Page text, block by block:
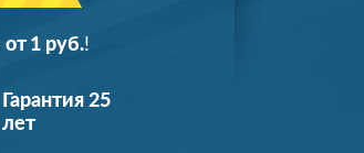
от 1 руб.!
Гарантия 25
лет